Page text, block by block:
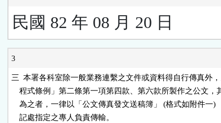
民國 82 年 08 月 20 日
3
三  本署各科室除一般業務連繫之文件或資料得自行傳真外
程式條例」第二條第一項第四款、第六款所製作之公文，
為之者，一律以「公文傳真發文送稿簿」 (格式如附件一)